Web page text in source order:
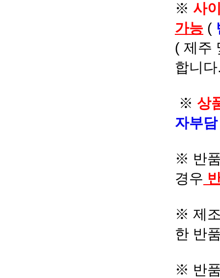
※ 사
가능 (
( 제주
합니
※ 상
자부
※ 반
경우
※ 제
한 반
※ 반